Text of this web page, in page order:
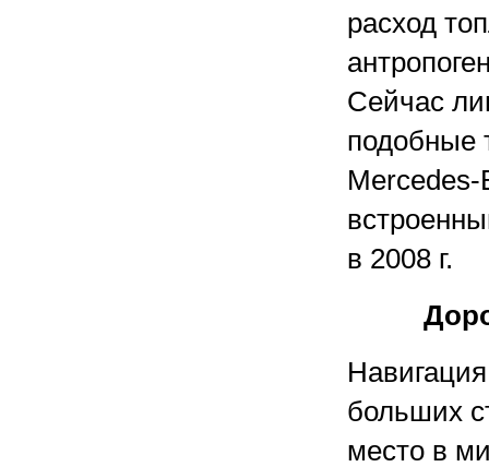
расход
Сейчас
подобные
Mercedes-
в 2008 г.
больших
место в